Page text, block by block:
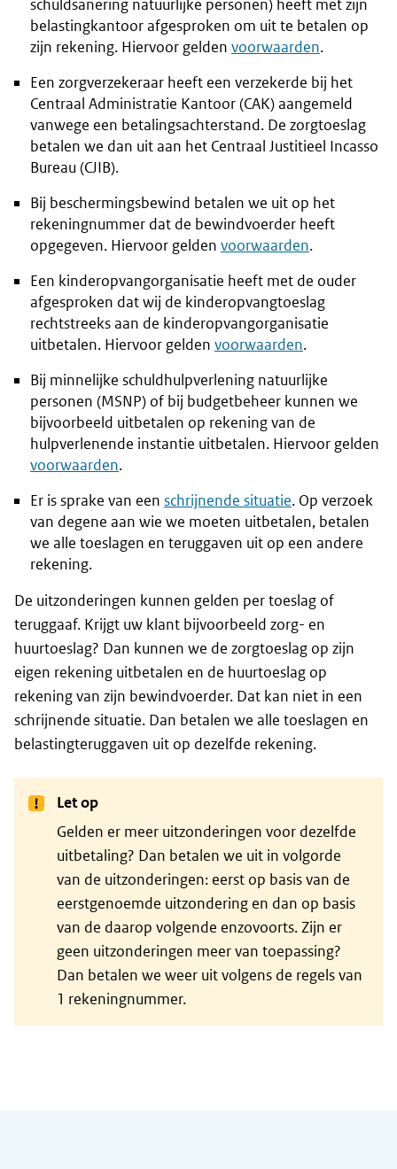
schuldsanering natuurlijke personen) heeft met zijn
belastingkantoor afgesproken om uit te betalen op
zijn rekening. Hiervoor gelden voorwaarden.
Een zorgverzekeraar heeft een verzekerde bij het
Centraal Administratie Kantoor (CAK) aangemeld
vanwege een betalingsachterstand. De zorgtoeslag
betalen we dan uit aan het Centraal Justitieel Incasso
Bureau (CJIB).
Bij beschermingsbewind betalen we uit op het
rekeningnummer dat de bewindvoerder heeft
opgegeven. Hiervoor gelden voorwaarden.
Een kinderopvangorganisatie heeft met de ouder
afgesproken dat wij de kinderopvangtoeslag
rechtstreeks aan de kinderopvangorganisatie
uitbetalen. Hiervoor gelden voorwaarden.
Bij minnelijke schuldhulpverlening natuurlijke
personen (MSNP) of bij budgetbeheer kunnen we
bijvoorbeeld uitbetalen op rekening van de
hulpverlenende instantie uitbetalen. Hiervoor gelden
voorwaarden.
Er is sprake van een schrijnende situatie. Op verzoek
van degene aan wie we moeten uitbetalen, betalen
we alle toeslagen en teruggaven uit op een andere
rekening.
De uitzonderingen kunnen gelden per toeslag of
teruggaaf. Krijgt uw klant bijvoorbeeld zorg- en
huurtoeslag? Dan kunnen we de zorgtoeslag op zijn
eigen rekening uitbetalen en de huurtoeslag op
rekening van zijn bewindvoerder. Dat kan niet in een
schrijnende situatie. Dan betalen we alle toeslagen en
belastingteruggaven uit op dezelfde rekening.
Let op
Gelden er meer uitzonderingen voor dezelfde
uitbetaling? Dan betalen we uit in volgorde
van de uitzonderingen: eerst op basis van de
eerstgenoemde uitzondering en dan op basis
van de daarop volgende enzovoorts. Zijn er
geen uitzonderingen meer van toepassing?
Dan betalen we weer uit volgens de regels van
1 rekeningnummer.